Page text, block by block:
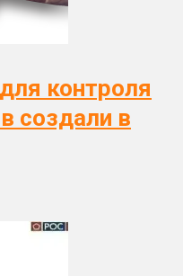
контроля
создали в